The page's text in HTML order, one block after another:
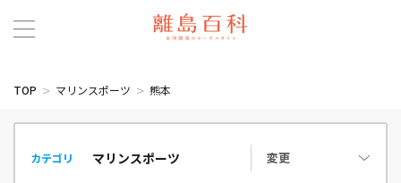
TOP マリンスポーツ 熊本
カテゴリ 変更